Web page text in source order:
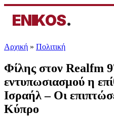
ENIKOS.
Αρχική » Πολιτική
Φίλης στον Realfm
εντυπωσιασμού η
Ισραήλ – Οι
Κύπρο